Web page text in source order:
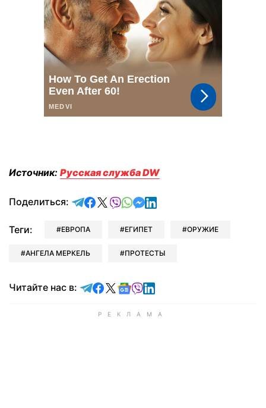
Источник: Русская служба DW
Поделиться: отправить в Telegram
поделиться в Facebook
поделиться в X
отправить в Viber
отправить в Whatsapp
отправить в Messenger
отправить в LinkedIn
Теги: ЕВРОПА ЕГИПЕТ ОРУЖИЕ
АНГЕЛА МЕРКЕЛЬ ПРОТЕСТЫ
Читайте нас в: Читайте в Telegram
Читайте в Facebook
Читайте в X
Читайте в Google news
Читайте в Viber
Читайте в LinkedIn